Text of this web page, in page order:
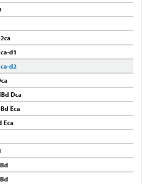
d1
d2
Dca
Eca
Eca